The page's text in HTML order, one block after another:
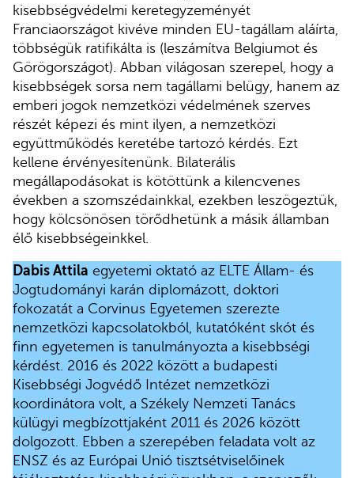
kisebbségvédelmi keretegyzeményét
Franciaországot kivéve minden EU-tagállam aláírta,
többségük ratifikálta is (leszámítva Belgiumot és
Görögországot). Abban világosan szerepel, hogy a
kisebbségek sorsa nem tagállami belügy, hanem az
emberi jogok nemzetközi védelmének szerves
részét képezi és mint ilyen, a nemzetközi
együttműködés keretébe tartozó kérdés. Ezt
kellene érvényesítenünk. Bilaterális
megállapodásokat is kötöttünk a kilencvenes
években a szomszédainkkal, ezekben leszögeztük,
hogy kölcsönösen törődhetünk a másik államban
élő kisebbségeinkkel.
Dabis Attila egyetemi oktató az ELTE Állam- és
Jogtudományi karán diplomázott, doktori
fokozatát a Corvinus Egyetemen szerezte
nemzetközi kapcsolatokból, kutatóként skót és
finn egyetemen is tanulmányozta a kisebbségi
kérdést. 2016 és 2022 között a budapesti
Kisebbségi Jogvédő Intézet nemzetközi
koordinátora volt, a Székely Nemzeti Tanács
külügyi megbízottjaként 2011 és 2026 között
dolgozott. Ebben a szerepében feladata volt az
ENSZ és az Európai Unió tisztsétviselőinek